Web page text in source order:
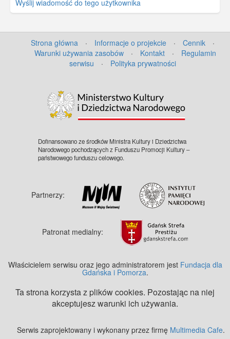
Wyślij wiadomość do tego użytkownika
Strona główna · Informacje o projekcie · Cennik
·
Warunki używania zasobów
· Kontakt ·
Regulamin
serwisu
· Polityka prywatności
Dofinansowano ze środków Ministra Kultury i Dziedzictwa
Narodowego pochodzących z Funduszu Promocji Kultury –
państwowego funduszu celowego.
Partnerzy:
Patronat medialny:
Właścicielem serwisu oraz jego administratorem jest Fundacja dla
Gdańska i Pomorza.
Ta strona korzysta z plików cookies. Pozostając na niej
akceptujesz warunki ich używania.
Serwis zaprojektowany i wykonany przez firmę Multimedia Cafe.